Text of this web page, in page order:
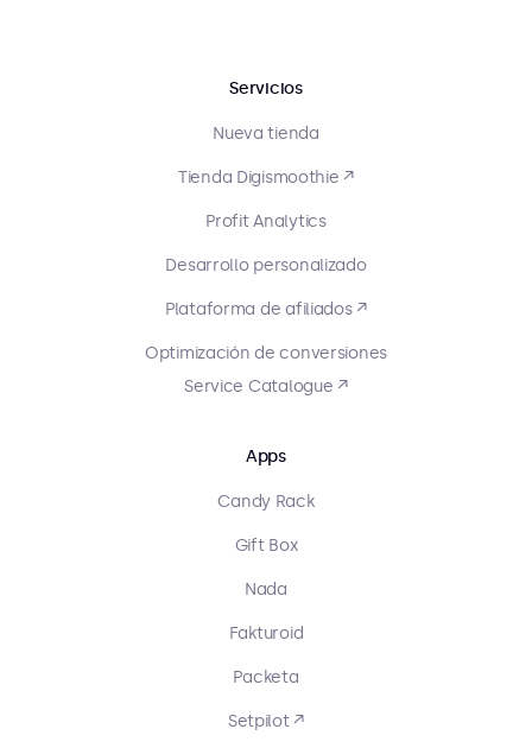
Servicios
Nueva tienda
Tienda Digismoothie ↗
Profit Analytics
Desarrollo personalizado
Plataforma de afiliados ↗
Optimización de conversiones
Service Catalogue ↗
Apps
Candy Rack
Gift Box
Nada
Fakturoid
Packeta
Setpilot ↗